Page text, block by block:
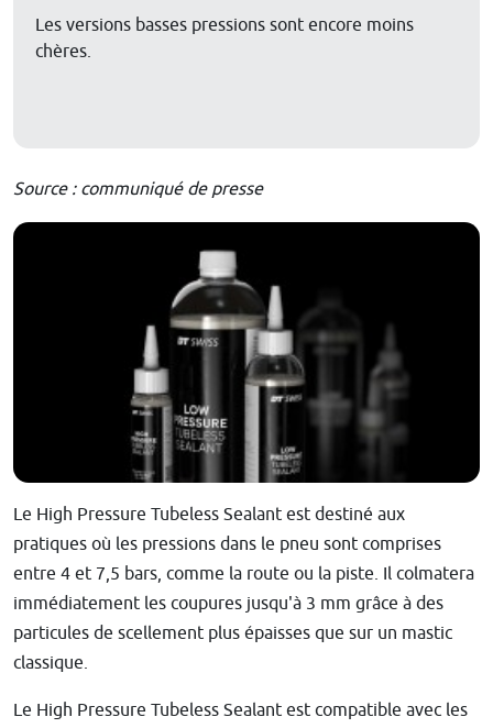
Les versions basses pressions sont encore moins
chères.
Source : communiqué de presse
Le High Pressure Tubeless Sealant est destiné aux
pratiques où les pressions dans le pneu sont comprises
entre 4 et 7,5 bars, comme la route ou la piste. Il colmatera
immédiatement les coupures jusqu'à 3 mm grâce à des
particules de scellement plus épaisses que sur un mastic
classique.
Le High Pressure Tubeless Sealant est compatible avec les